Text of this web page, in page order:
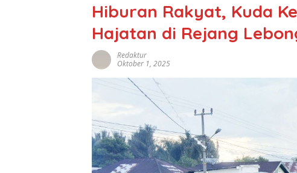
Hiburan Rakyat, Kuda
Hajatan di Rejang
Redaktur
Oktober 1, 2025